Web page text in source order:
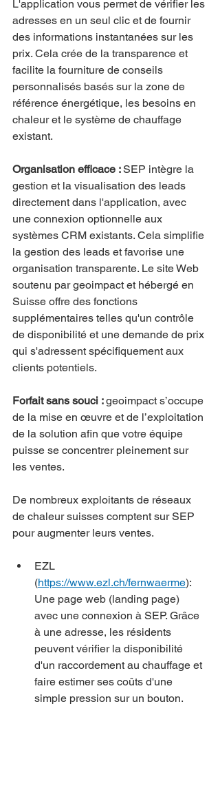
L'application vous permet de vérifier les
adresses en un seul clic et de fournir
des informations instantanées sur les
prix. Cela crée de la transparence et
facilite la fourniture de conseils
personnalisés basés sur la zone de
référence énergétique, les besoins en
chaleur et le système de chauffage
existant.
Organisation efficace : SEP intègre la
gestion et la visualisation des leads
directement dans l'application, avec
une connexion optionnelle aux
systèmes CRM existants. Cela simplifie
la gestion des leads et favorise une
organisation transparente. Le site Web
soutenu par geoimpact et hébergé en
Suisse offre des fonctions
supplémentaires telles qu'un contrôle
de disponibilité et une demande de prix
qui s'adressent spécifiquement aux
clients potentiels.
Forfait sans souci : geoimpact s’occupe
de la mise en œuvre et de l’exploitation
de la solution afin que votre équipe
puisse se concentrer pleinement sur
les ventes.
De nombreux exploitants de réseaux
de chaleur suisses comptent sur SEP
pour augmenter leurs ventes.
EZL
(https://www.ezl.ch/fernwaerme):
Une page web (landing page)
avec une connexion à SEP. Grâce
à une adresse, les résidents
peuvent vérifier la disponibilité
d'un raccordement au chauffage et
faire estimer ses coûts d'une
simple pression sur un bouton.